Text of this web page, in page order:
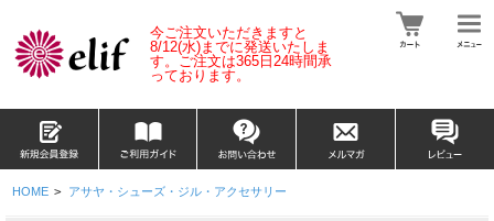
今ご注文いただきますと
8/12(水)までに発送いたしま
す。 ご注文は365日24時間承
っております。
HOME > アサヤ・シューズ・ジル・アクセサリー